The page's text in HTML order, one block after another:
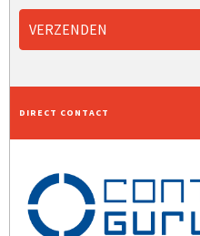
VERZENDEN
DIRECT CONTACT